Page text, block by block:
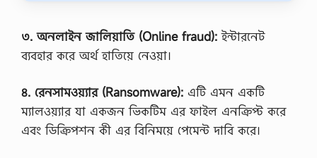
মে
৩. অনলাইন জালিয়াতি (Online fraud):ইন্টারনেট
ব্যবহার করে অর্থ হাতিয়ে নেওয়া।
৪. রেনসামওয়্যার (Ransomware): এটি এমন একটি
ম্যালওয়্যার যা একজন ভিকটিম এর ফাইল এনক্রিপ্ট করে
এবং ডিক্রিপশন কী এর বিনিময়ে পেমেন্ট দাবি করে।